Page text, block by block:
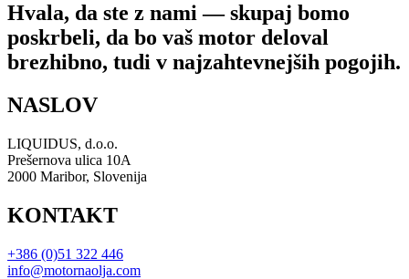
Hvala, da ste z nami — skupaj bomo
poskrbeli, da bo vaš motor deloval
brezhibno, tudi v najzahtevnejših pogojih.
NASLOV
LIQUIDUS, d.o.o.
Prešernova ulica 10A
2000 Maribor, Slovenija
KONTAKT
+386 (0)51 322 446
info@motornaolja.com